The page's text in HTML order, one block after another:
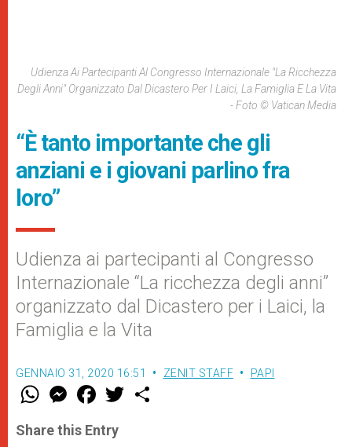
Udienza Ai Partecipanti Al Congresso Internazionale "La Ricchezza
Degli Anni" Organizzato Dal Dicastero Per I Laici, La Famiglia E La Vita
- Foto © Vatican Media
“È tanto importante che gli
anziani e i giovani parlino fra
loro”
Udienza ai partecipanti al Congresso
Internazionale “La ricchezza degli anni”
organizzato dal Dicastero per i Laici, la
Famiglia e la Vita
GENNAIO 31, 2020 16:51 ZENIT STAFF PAPI
W
t
s
M
e
s
e
F
a
e
b
w
Share this Entry